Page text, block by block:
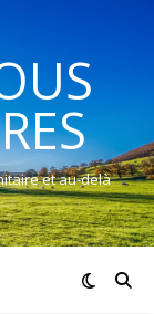
et au-delà